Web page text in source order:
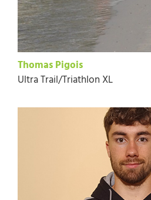
Thomas Pigois
Ultra Trail/Triathlon XL